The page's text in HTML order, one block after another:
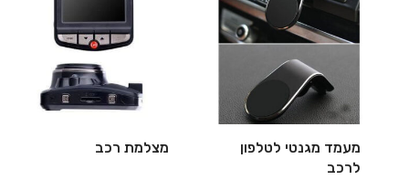
מעמד מגנטי לטלפון
לרכב
מצלמת רכב